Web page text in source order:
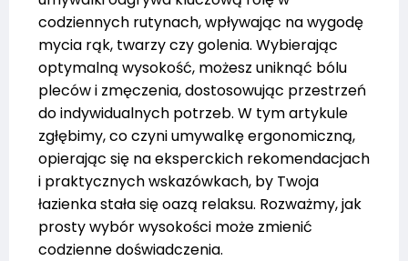
codziennych rutynach, wpływając na wygodę
mycia rąk, twarzy czy golenia. Wybierając
optymalną wysokość, możesz uniknąć bólu
pleców i zmęczenia, dostosowując przestrzeń
do indywidualnych potrzeb. W tym artykule
zgłębimy, co czyni umywalkę ergonomiczną,
opierając się na eksperckich rekomendacjach
i praktycznych wskazówkach, by Twoja
łazienka stała się oazą relaksu. Rozważmy, jak
prosty wybór wysokości może zmienić
codzienne doświadczenia.